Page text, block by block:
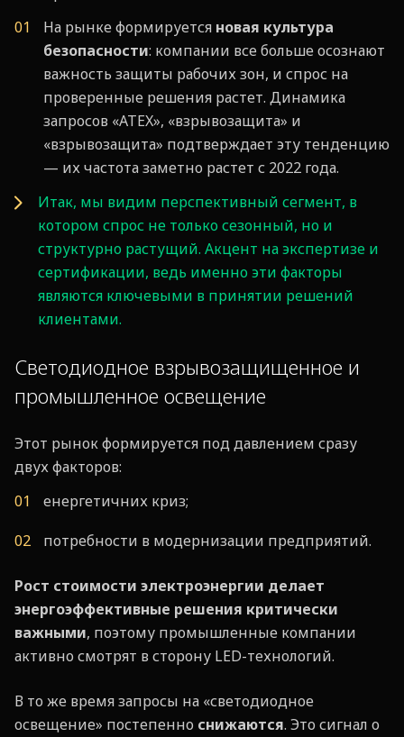
На рынке формируется новая культура
безопасности: компании все больше осознают
важность защиты рабочих зон, и спрос на
проверенные решения растет. Динамика
запросов «ATEX», «взрывозащита» и
«взрывозащита» подтверждает эту тенденцию
— их частота заметно растет с 2022 года.
Итак, мы видим перспективный сегмент, в
котором спрос не только сезонный, но и
структурно растущий. Акцент на экспертизе и
сертификации, ведь именно эти факторы
являются ключевыми в принятии решений
клиентами.
Светодиодное взрывозащищенное и
промышленное освещение
Этот рынок формируется под давлением сразу
двух факторов:
енергетичних криз;
потребности в модернизации предприятий.
Рост стоимости электроэнергии делает
энергоэффективные решения критически
важными, поэтому промышленные компании
активно смотрят в сторону LED-технологий.
В то же время запросы на «светодиодное
освещение» постепенно снижаются. Это сигнал о